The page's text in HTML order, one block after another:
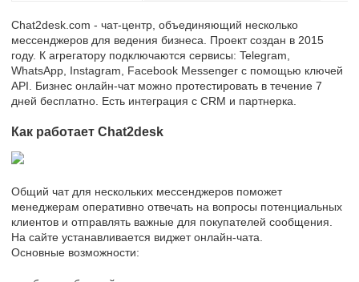
Chat2desk.com - чат-центр, объединяющий несколько
мессенджеров для ведения бизнеса. Проект создан в 2015
году. К агрегатору подключаются сервисы: Telegram,
WhatsApp, Instagram, Facebook Messenger с помощью ключей
API. Бизнес онлайн-чат можно протестировать в течение 7
дней бесплатно. Есть интеграция с CRM и партнерка.
Как работает Chat2desk
Общий чат для нескольких мессенджеров поможет
менеджерам оперативно отвечать на вопросы потенциальных
клиентов и отправлять важные для покупателей сообщения.
На сайте устанавливается виджет онлайн-чата.
Основные возможности: